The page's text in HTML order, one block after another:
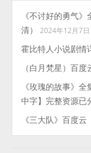
《不讨好的勇气
清）
2024年12月7日
霍比特人小说剧情
（白月梵星）百
《玫瑰的故事》
中字】完整资源已
《三大队》百度